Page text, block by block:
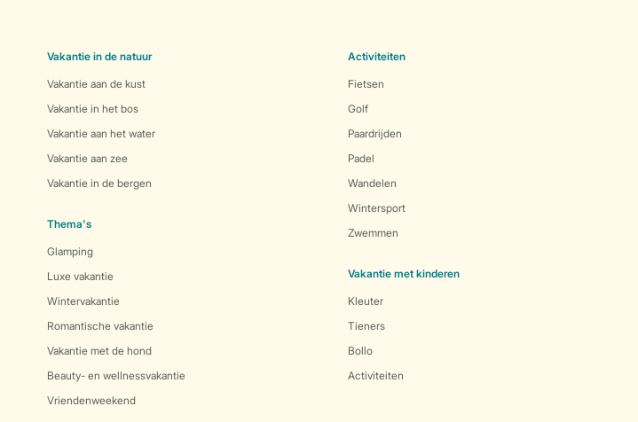
Vakantie in de natuur
Vakantie aan de kust
Vakantie in het bos
Vakantie aan het water
Vakantie aan zee
Vakantie in de bergen
Thema's
Glamping
Luxe vakantie
Wintervakantie
Romantische vakantie
Vakantie met de hond
Beauty- en wellnessvakantie
Vriendenweekend
Activiteiten
Fietsen
Golf
Paardrijden
Padel
Wandelen
Wintersport
Zwemmen
Vakantie met kinderen
Kleuter
Tieners
Bollo
Activiteiten